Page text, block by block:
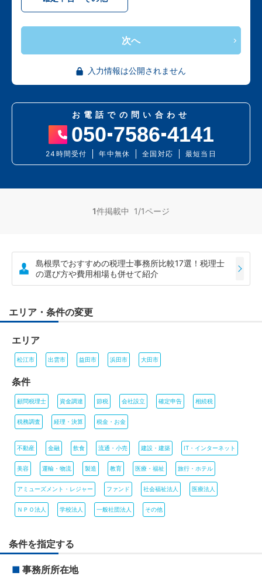
次へ
入力情報は公開されません
お電話での問い合わせ
050 7586 4141
24時間受付 年中無休 全国対応 最短当日
1件掲載中 1/1ページ
島根県でおすすめの税理士事務所比較17選！税理士
の選び方や費用相場も併せて紹介
エリア・条件の変更
エリア
松江市 出雲市 益田市 浜田市 大田市
条件
顧問税理士 資金調達 節税 会社設立 確定申告 相続税
税務調査 経理・決算 税金・お金
不動産 金融 飲食 流通・小売 建設・建築 IT・インターネット
美容 運輸・物流 製造 教育 医療・福祉 旅行・ホテル
アミューズメント・レジャー ファンド 社会福祉法人 医療法人
ＮＰＯ法人 学校法人 一般社団法人 その他
条件を指定する
■ 事務所所在地